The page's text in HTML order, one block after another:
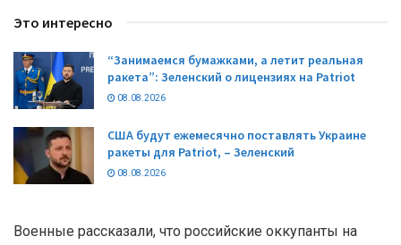
Это интересно
“Занимаемся бумажками, а летит реальная
ракета”: Зеленский о лицензиях на Patriot
08.08.2026
США будут ежемесячно поставлять Украине
ракеты для Patriot, – Зеленский
08.08.2026
Военные рассказали, что российские оккупанты на